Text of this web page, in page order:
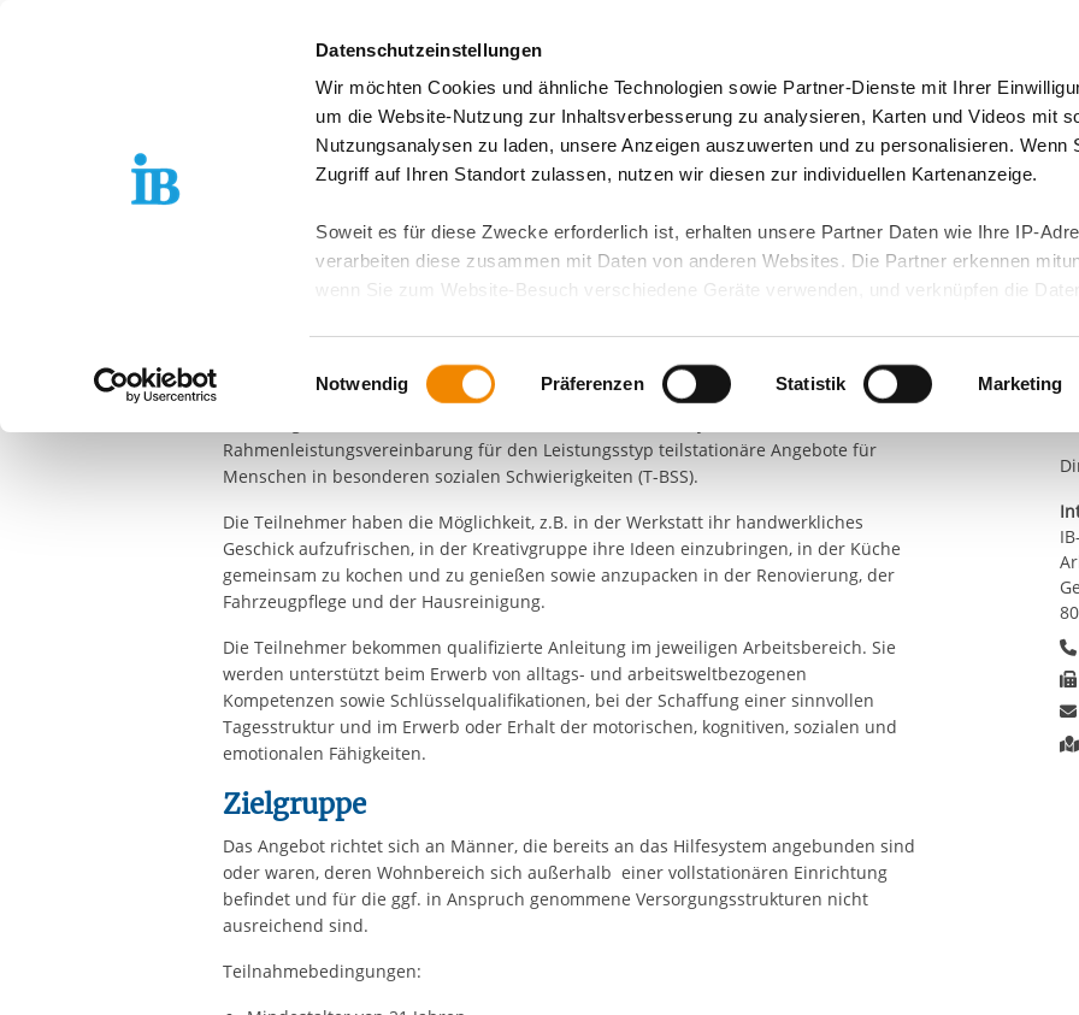
Datenschutzeinstellungen
Wir möchten Cookies und ähnliche Technologien sowie Partner-Dienste mit Ihrer
um die Website-Nutzung zur Inhaltsverbesserung zu analysieren, Karten und Videos mit
Nutzungsanalysen zu laden, unsere Anzeigen auszuwerten und zu personalisieren. Wenn
Zugriff auf Ihren Standort zulassen, nutzen wir diesen zur individuellen Kartenanzeige.
Soweit es für diese Zwecke erforderlich ist, erhalten unsere Partner Daten wie Ihre IP-
verarbeiten diese zusammen mit Daten von anderen Websites. Die Partner erkennen
wenn Sie zum Website-Besuch verschiedene Geräte verwenden, und verknüpfen die Daten
zusätzlichen Risiken für Ihre Daten führen kann.
Weitere Details finden Sie in unserenDatenschutzhinweisenund in unsererCookie-
Sie möchten, dass alle Website-Funktionen für diese Zwecke aktiviert sind, müssen Sie
Kategorien auswählen. Sie können mittels nachfolgender Buttons über Ihre Einwilligung für
Zwecke entscheiden und Ihre erteilte Einwilligung stets für die Zukunft widerrufen. Bitte
Ihre etwaige Einwilligung erstreckt sich nicht auf notwendige Cookies, die erforderlich zur
der von Ihnen aufgerufenen und somit gewünschten Website-Funktionen sind. Diese
aufgrund berechtigter Interessen und daher unabhängig von einer Einwilligung.
Einwilligungsauswahl
Notwendig Präferenzen Statistik Marketing
Über uns
Standorte & Angebote Presse & Themen Jobs & Karriere
FREIER TRÄGER DER JUGEND-, SOZIAL- UND BILDUNGSARBEIT E.V. IB-WOHNUNGSLOSENHILF...
IB-Wohnungslosenhilfe Bayern -
Projekt Arbeit und Beschäftigung
(T-BSS)
Diese Beschäftigung läuft seit Herbst 2013. Es ist eine teilstationäre Maßnahme der
Rahmenleistungsvereinbarung für den Leistungsstyp teilstationäre Angebote für
Menschen in besonderen sozialen Schwierigkeiten (T-BSS).
Die Teilnehmer haben die Möglichkeit, z.B. in der Werkstatt ihr handwerkliches
Geschick aufzufrischen, in der Kreativgruppe ihre Ideen einzubringen, in der Küche
gemeinsam zu kochen und zu genießen sowie anzupacken in der Renovierung, der
Fahrzeugpflege und der Hausreinigung.
Die Teilnehmer bekommen qualifizierte Anleitung im jeweiligen Arbeitsbereich. Sie
werden unterstützt beim Erwerb von alltags- und arbeitsweltbezogenen
Kompetenzen sowie Schlüsselqualifikationen, bei der Schaffung einer sinnvollen
Tagesstruktur und im Erwerb oder Erhalt der motorischen, kognitiven, sozialen und
emotionalen Fähigkeiten.
Zielgruppe
Das Angebot richtet sich an Männer, die bereits an das Hilfesystem angebunden sind
oder waren, deren Wohnbereich sich außerhalb einer vollstationären Einrichtung
befindet und für die ggf. in Anspruch genommene Versorgungsstrukturen nicht
ausreichend sind.
Teilnahmebedingungen: